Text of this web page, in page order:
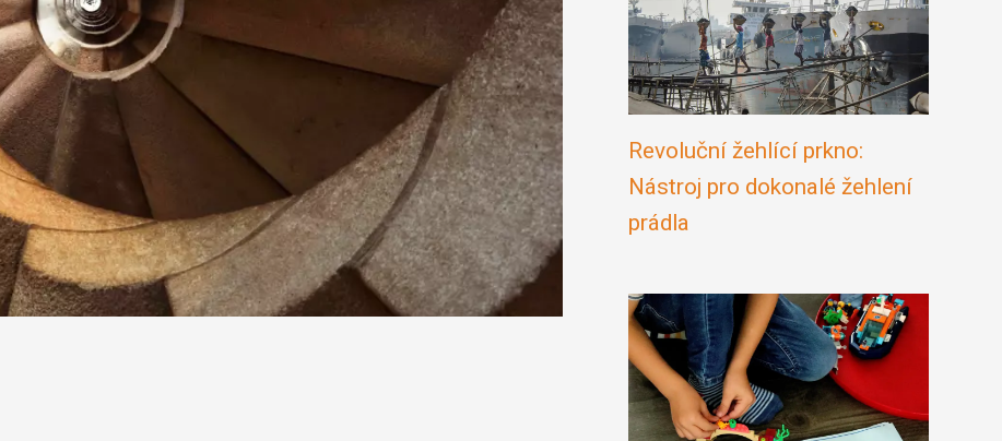
Revoluční žehlící prkno:
Nástroj pro dokonalé žehlení
prádla